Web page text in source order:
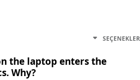
SEÇENEKLER
the laptop enters the
Why?